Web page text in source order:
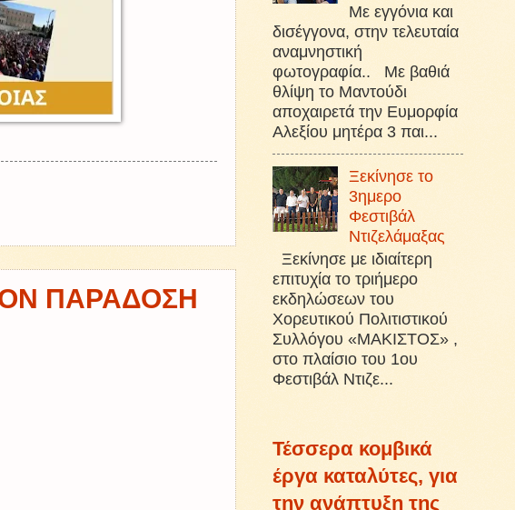
ΠΑΡΑΔΟΣΗ
Με εγγόνια και
δισέγγονα, στην τελευταία
αναμνηστική
φωτογραφία.. Με βαθιά
θλίψη το Μαντούδι
αποχαιρετά την Ευμορφία
Αλεξίου μητέρα 3 παι...
Ξεκίνησε το
3ημερο
Φεστιβάλ
Ντιζελάμαξας
Ξεκίνησε με ιδιαίτερη
επιτυχία το τριήμερο
εκδηλώσεων του
Χορευτικού Πολιτιστικού
Συλλόγου «ΜΑΚΙΣΤΟΣ» ,
στο πλαίσιο του 1ου
Φεστιβάλ Ντιζε...
Τέσσερα κομβικά
έργα καταλύτες, για
την ανάπτυξη της